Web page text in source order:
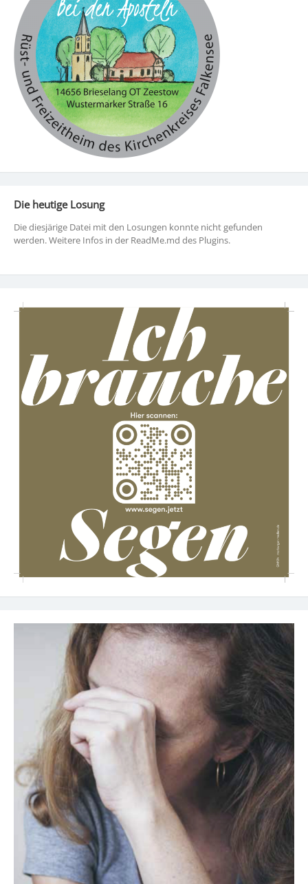
Die heutige Losung
Die diesjärige Datei mit den Losungen konnte nicht gefunden
werden. Weitere Infos in der ReadMe.md des Plugins.